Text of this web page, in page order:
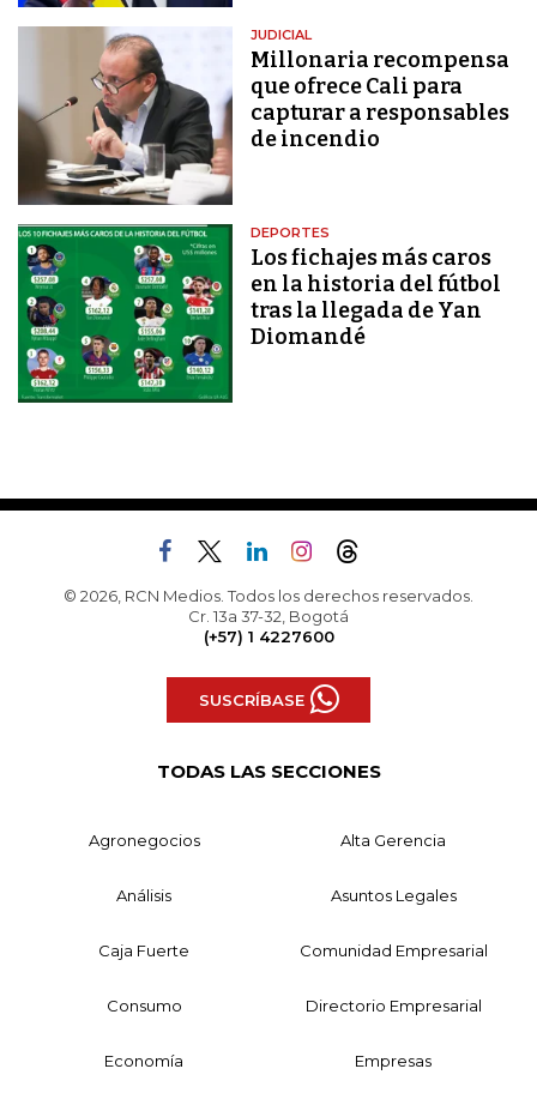
JUDICIAL
Millonaria recompensa
que ofrece Cali para
capturar a responsables
de incendio
DEPORTES
Los fichajes más caros
en la historia del fútbol
tras la llegada de Yan
Diomandé
© 2026, RCN Medios. Todos los derechos reservados.
Cr. 13a 37-32, Bogotá
(+57) 1 4227600
SUSCRÍBASE
TODAS LAS SECCIONES
Agronegocios Alta Gerencia
Análisis Asuntos Legales
Caja Fuerte Comunidad Empresarial
Consumo Directorio Empresarial
Economía Empresas